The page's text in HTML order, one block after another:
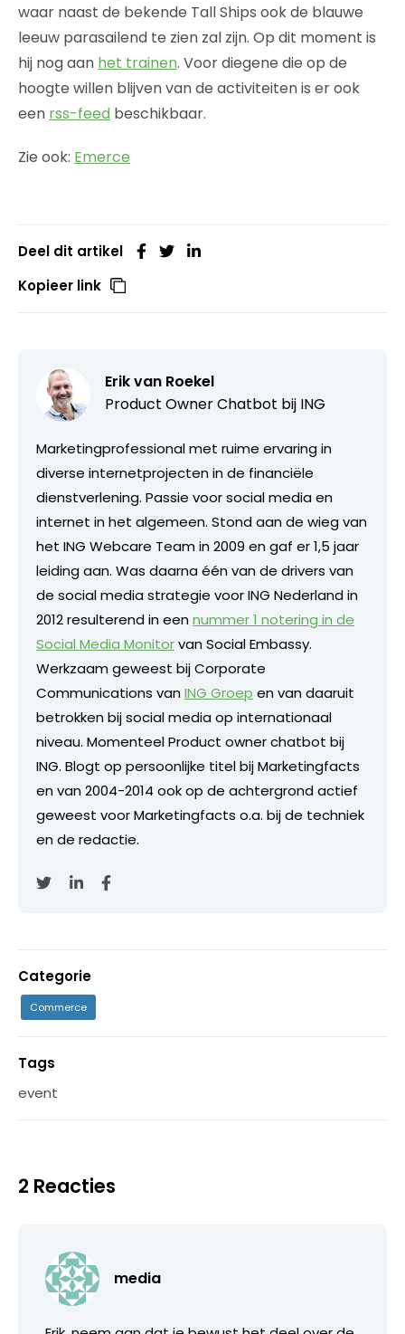
waar naast de bekende Tall Ships ook de blauwe
leeuw parasailend te zien zal zijn. Op dit moment is
hij nog aan het trainen. Voor diegene die op de
hoogte willen blijven van de activiteiten is er ook
een rss-feed beschikbaar.
Zie ook: Emerce
Deel dit artikel
Kopieer link
Erik van Roekel
Product Owner Chatbot bij ING
Marketingprofessional met ruime ervaring in
diverse internetprojecten in de financiële
dienstverlening. Passie voor social media en
internet in het algemeen. Stond aan de wieg van
het ING Webcare Team in 2009 en gaf er 1,5 jaar
leiding aan. Was daarna één van de drivers van
de social media strategie voor ING Nederland in
2012 resulterend in eennummer 1 notering in de
Social Media Monitorvan Social Embassy.
Werkzaam geweest bij Corporate
Communications vanING Groep en van daaruit
betrokken bij social media op internationaal
niveau. Momenteel Product owner chatbot bij
ING. Blogt op persoonlijke titel bij Marketingfacts
en van 2004-2014 ook op de achtergrond actief
geweest voor Marketingfacts o.a. bij de techniek
en de redactie.
Categorie
Commerce
Tags
event
2 Reacties
media